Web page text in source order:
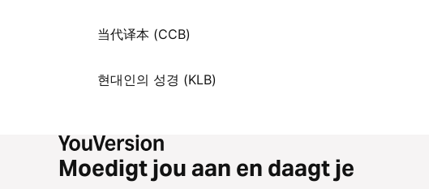
当代译本 (CCB)
현대인의 성경 (KLB)
Moedigt jou aan en daagt je